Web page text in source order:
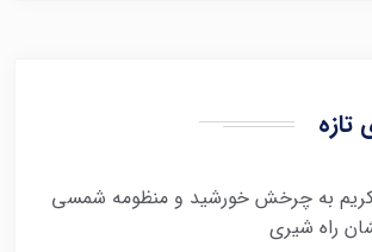
تازه
کریم به چرخش خورشید و منظومه شمسی
راه شیری